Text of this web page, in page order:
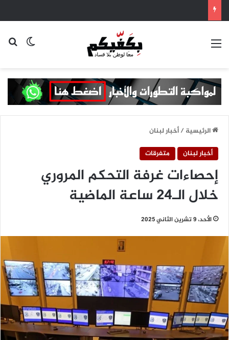
القائمة
الرئيسية/أخبار لبنان
أخبار لبنان
متفرقات
إحصاءات غرفة التحكم المروري
خلال الـ24 ساعة الماضية
الأحد، 9 تشرين الثاني 2025